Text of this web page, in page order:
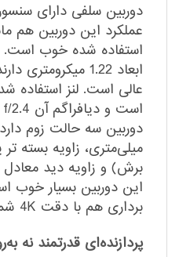
عملکرد این دوربین هم
استفاده شده خوب است.
ابعاد 1.22
این دوربین بسیار
برداری هم با دقت 4K شما را شگفت‌زده می‌کند.
پردازنده‌ای قدرتمند نه